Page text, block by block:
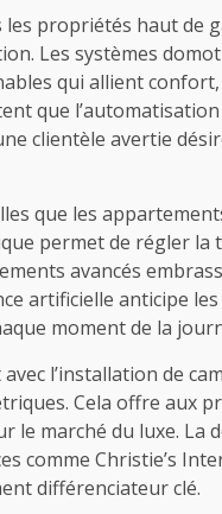
les propriétés haut de
Les systèmes
qui allient
que
clientèle avertie
que les
permet de régler la
avancés
artificielle anticipe
moment de la
l’installation de
Cela offre aux
marché du luxe. La
comme Christie’s
différenciateur clé.